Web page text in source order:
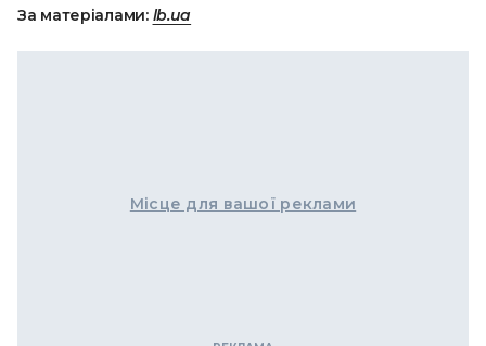
За матеріалами: lb.ua
Місце для вашої реклами